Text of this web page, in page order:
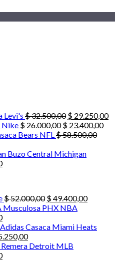
Levi's $32.500,00 El
precio
original
$ 32.500,00.
$ 29.250,00El
Nike$26.000,00 El
precio
era:
$ 23.400,00El
Bears NFL $58.500,00
Buzo Central Michigan
El
$ 46.800,00.
$52.000,00 El
precio
era:
$49.400,00El
es:
Musculosa PHX NBA
El
precio
actual
es:
$ 27.625,00.
Casaca Miami Heats
El
precio
Remera Detroit MLB
El